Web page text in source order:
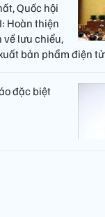
Quốc hội
Hoàn thiện
về lưu chiểu,
bản phẩm điện tử
đặc biệt